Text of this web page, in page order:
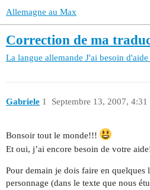
Allemagne au Max
Correction de ma
La langue allemande J'ai besoin
Gabriele Septembre 13, 2007, 4:31
1
Bonsoir tout le monde!!!
Et oui, j’ai encore besoin de votre
Pour demain je dois faire en quelques
personnage (dans le texte que nous